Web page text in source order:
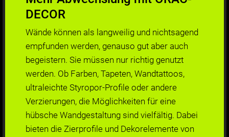
DECOR
Wände können als langweilig und nichtsagend
empfunden werden, genauso gut aber auch
begeistern. Sie müssen nur richtig genutzt
werden. Ob Farben, Tapeten, Wandtattoos,
ultraleichte Styropor-Profile oder andere
Verzierungen, die Möglichkeiten für eine
hübsche Wandgestaltung sind vielfältig. Dabei
bieten die Zierprofile und Dekorelemente von